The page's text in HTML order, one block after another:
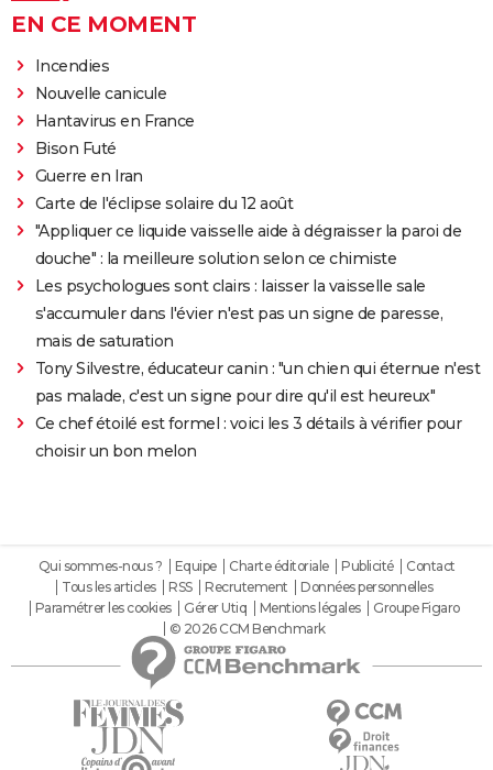
EN CE MOMENT
Incendies
Nouvelle canicule
Hantavirus en France
Bison Futé
Guerre en Iran
Carte de l'éclipse solaire du 12 août
"Appliquer ce liquide vaisselle aide à dégraisser la paroi de
douche" : la meilleure solution selon ce chimiste
Les psychologues sont clairs : laisser la vaisselle sale
s'accumuler dans l'évier n'est pas un signe de paresse,
mais de saturation
Tony Silvestre, éducateur canin : "un chien qui éternue n'est
pas malade, c'est un signe pour dire qu'il est heureux"
Ce chef étoilé est formel : voici les 3 détails à vérifier pour
choisir un bon melon
Qui sommes-nous ? Equipe Charte éditoriale Publicité
Contact
Tous les articles
RSS Recrutement
Données personnelles
Paramétrer les cookies
Gérer Utiq Mentions légales
Groupe Figaro
© 2026 CCM Benchmark